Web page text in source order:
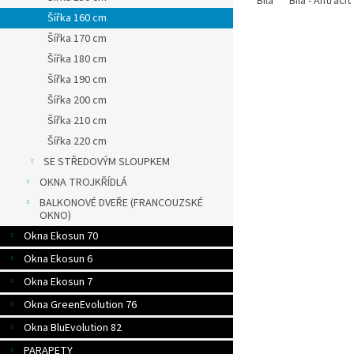
Šířka 160 cm
Šířka 170 cm
Šířka 180 cm
Šířka 190 cm
Šířka 200 cm
Šířka 210 cm
Šířka 220 cm
SE STŘEDOVÝM SLOUPKEM
OKNA TROJKŘÍDLÁ
BALKONOVÉ DVEŘE (FRANCOUZSKÉ
OKNO)
Okna Ekosun 70
Okna Ekosun 6
Okna Ekosun 7
Okna GreenEvolution 76
Okna BluEvolution 82